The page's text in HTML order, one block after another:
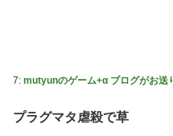
【〈物語〉シリーズ】セ
【画像】令和最新版のあ
【ナイトレイン】 舐め腐
7: mutyunのゲーム+α ブログがお送
プラグマタ虐殺で草